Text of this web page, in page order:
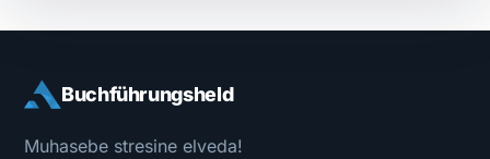
Buchführungsheld
Muhasebe stresine elveda!